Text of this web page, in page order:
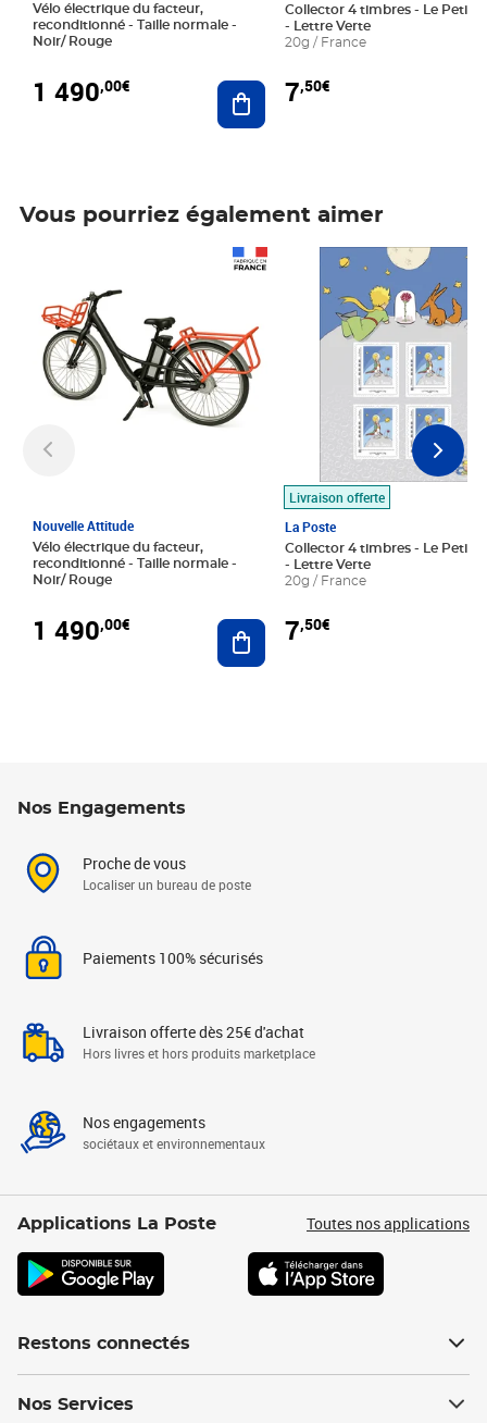
Vélo électrique du facteur,
reconditionné - Taille normale -
Noir/ Rouge
1 490,00€ Ajouter au panier
Collector 4 timbres - Le Petit
- Lettre Verte
20g / France
7,50€
Vous pourriez également aimer
Nouvelle Attitude
Vélo électrique du facteur,
reconditionné - Taille normale -
Noir/ Rouge
1 490,00€ Ajouter au panier
Livraison offerte
La Poste
Collector 4 timbres - Le Petit
- Lettre Verte
20g / France
7,50€
Prix 7,50€
Nos Engagements
Proche de vous
Localiser un bureau de poste
Paiements 100% sécurisés
Livraison offerte dès 25€ d'achat
Hors livres et hors produits marketplace
Nos engagements
sociétaux et environnementaux
Applications La Poste Toutes nos applications
Restons connectés
Nos Services